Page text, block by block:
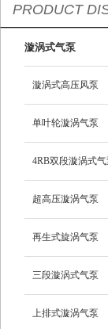
PRODUCT
漩涡式气泵
漩涡式高压风泵
单叶轮漩涡气泵
4RB双段漩涡式气
超高压漩涡气泵
再生式旋涡气泵
三段漩涡式气泵
上排式漩涡气泵